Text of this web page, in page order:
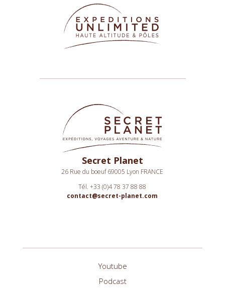
Secret Planet
26 Rue du boeuf 69005 Lyon FRANCE
Tél. +33 (0)4 78 37 88 88
contact@secret-planet.com
Youtube
Podcast